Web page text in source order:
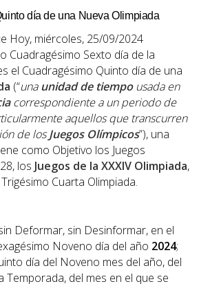
día de una Nueva Olimpiada
Hoy, miércoles, 25/09/2024
Cuadragésimo Sexto día de la
el Cuadragésimo Quinto día de una
(“unaunidad de tiempousada en
correspondiente a un periodo de
aquellos que transcurren
de losJuegos Olímpicos”), una
como Objetivo los Juegos
los Juegos de la XXXIV Olimpiada,
Cuarta Olimpiada.
Deformar, sin Desinformar, en el
Noveno día del año 2024;
día del Noveno mes del año, del
Temporada, del mes en el que se